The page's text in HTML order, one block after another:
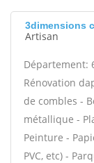
3dimensions
Artisan
Département:
Rénovation
de combles -
métallique -
Peinture -
PVC, etc) -